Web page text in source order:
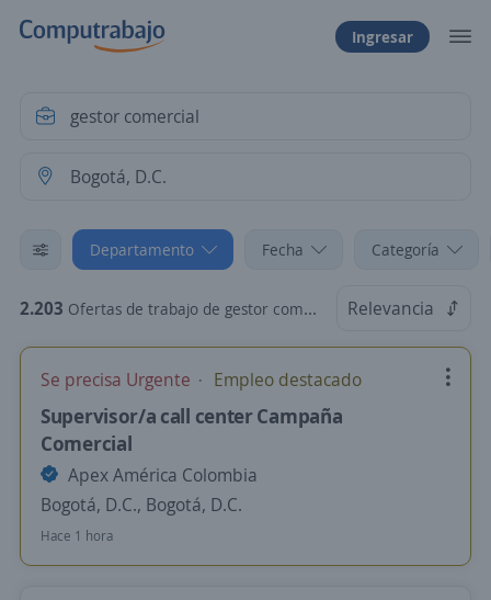
Ingresar
Departamento Fecha Categoría
2.203 Ofertas de trabajo de gestor comercial en Bogotá, D.C. Relevancia
Se precisa Urgente Empleo destacado
Supervisor/a call center Campaña
Comercial
Apex América Colombia
Bogotá, D.C., Bogotá, D.C.
Hace 1 hora